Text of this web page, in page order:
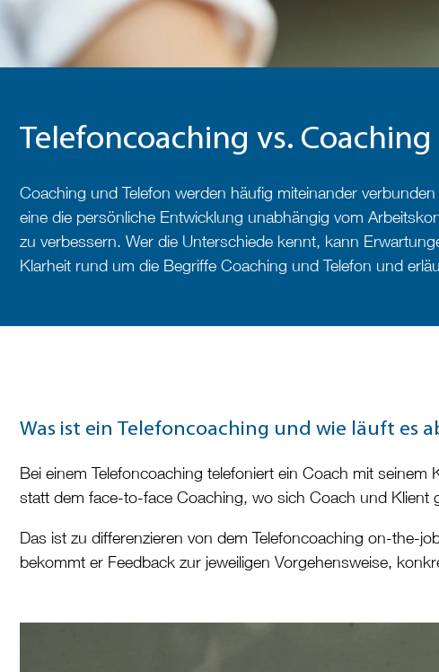
Telefoncoaching vs.
Coaching und Telefon werden häufig miteinander
eine die persönliche Entwicklung unabhängig vom
zu verbessern. Wer die Unterschiede kennt, kann
Klarheit rund um die Begriffe Coaching und Telefon und
Was ist ein Telefoncoaching und wie läuft es
Bei einem Telefoncoaching telefoniert ein Coach mit
statt dem face-to-face Coaching, wo sich Coach und Klient
Das ist zu differenzieren von dem Telefoncoaching on-the-
bekommt er Feedback zur jeweiligen Vorgehensweise,